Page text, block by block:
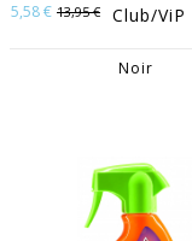
5,58 € 13,95 € Club/ViP
Noir